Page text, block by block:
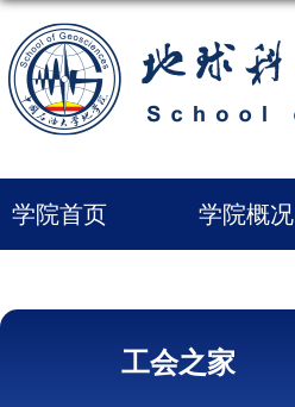
学院首页 学院概况
工会之家